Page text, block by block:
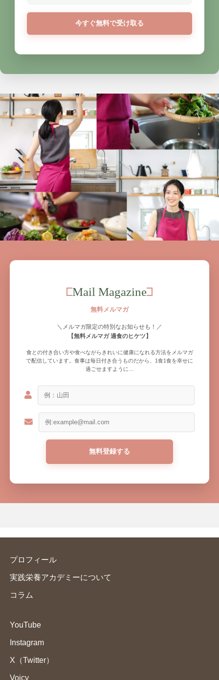
今すぐ無料で受け取る
Mail Magazine
無料メルマガ
＼メルマガ限定の特別なお知らせも！／
【無料メルマガ 適食のヒケツ】
食との付き合い方や食べながらきれいに健康になれる方法をメルマガ
で配信しています。食事は毎日付き合うものだから、1食1食を幸せに
過ごせますように…
プロフィール
実践栄養アカデミーについて
コラム
YouTube
Instagram
X（Twitter）
Voicy